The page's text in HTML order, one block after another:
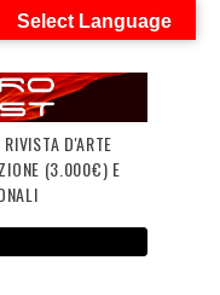
D'ARTE
(3.000€) E
Select Language